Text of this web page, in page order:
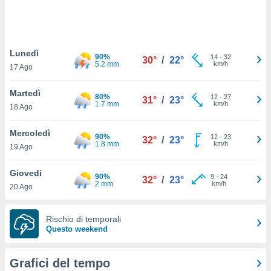
In
ti
per
nel
utilizzati
o
Lunedì
17 Ago
90%
5.2 mm
30° / 22° 14- 32
km/h
Martedì
18 Ago
80%
1.7 mm
31° / 23° 12- 27
km/h
Mercoledì
19 Ago
90%
1.8 mm
32° / 23° 12- 23
km/h
Giovedi
20 Ago
90%
2 mm
32° / 23° 9- 24
km/h
Rischio di temporali
Questo weekend
Grafici del tempo